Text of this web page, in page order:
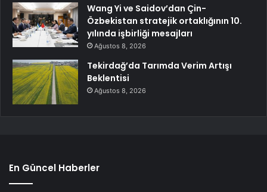
Wang Yi ve Saidov’dan Çin-
Özbekistan stratejik ortaklığının 10.
yılında işbirliği mesajları
Ağustos 8, 2026
Tekirdağ’da Tarımda Verim Artışı
Beklentisi
Ağustos 8, 2026
En Güncel Haberler